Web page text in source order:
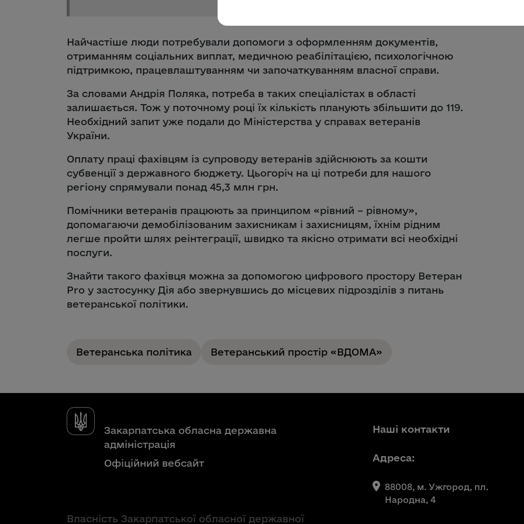
Найчастіше люди потребували допомоги з оформленням документів,
отриманням соціальних виплат, медичною реабілітацією, психологічною
підтримкою, працевлаштуванням чи започаткуванням власної справи.
За словами Андрія Поляка, потреба в таких спеціалістах в області
залишається. Тож у поточному році їх кількість планують збільшити до 119.
Необхідний запит уже подали до Міністерства у справах ветеранів
України.
Оплату праці фахівцям із супроводу ветеранів здійснюють за кошти
субвенції з державного бюджету. Цьогоріч на ці потреби для нашого
регіону спрямували понад 45,3 млн грн.
Помічники ветеранів працюють за принципом «рівний – рівному»,
допомагаючи демобілізованим захисникам і захисницям, їхнім рідним
легше пройти шлях реінтеграції, швидко та якісно отримати всі необхідні
послуги.
Знайти такого фахівця можна за допомогою цифрового простору Ветеран
Pro у застосунку Дія або звернувшись до місцевих підрозділів з питань
ветеранської політики.
Ветеранська політика Ветеранський простір «ВДОМА»
Закарпатська обласна державна
адміністрація
Офіційний вебсайт
Власність Закарпатської обласної державної
Наші контакти
Адреса:
88008, м. Ужгород, пл.
Народна, 4